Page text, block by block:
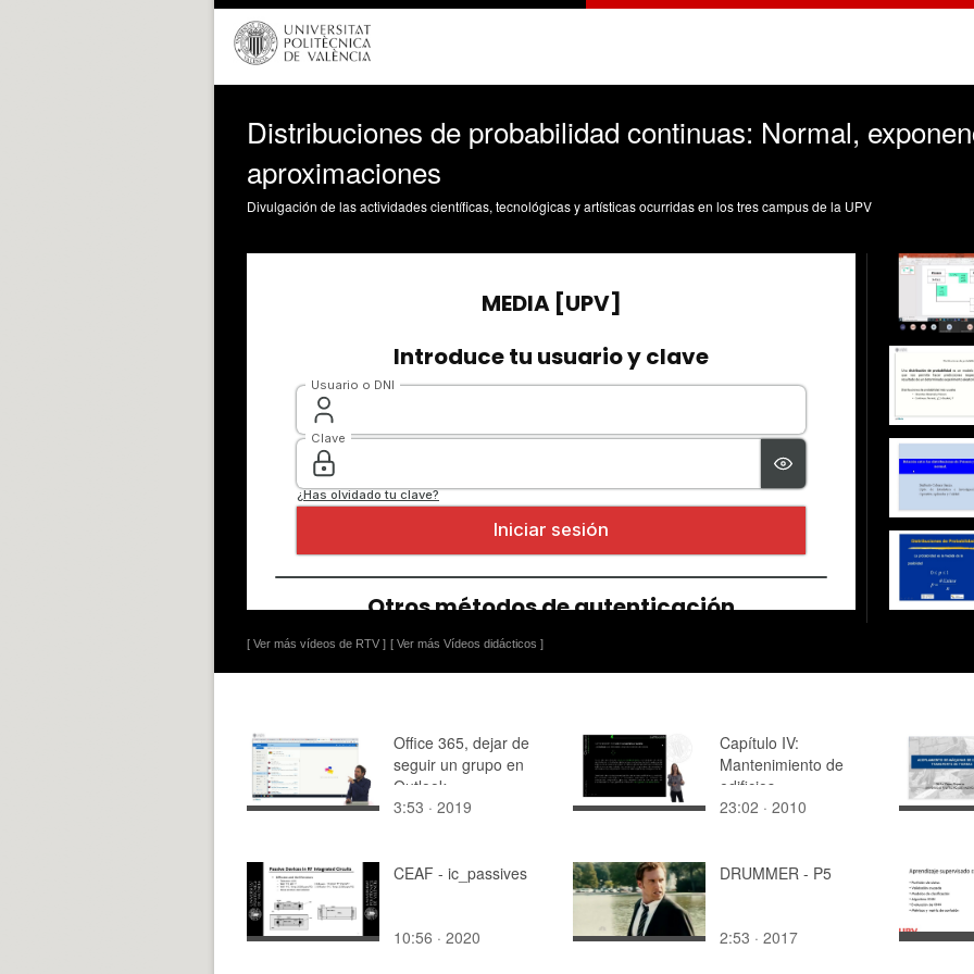
Distribuciones de probabilidad continuas: Normal,
aproximaciones
Divulgación de las actividades científicas, tecnológicas y artísticas ocurridas en los tres campus de la UPV
[ Ver más vídeos de RTV ] [ Ver más Vídeos didácticos ]
Office 365, dejar de
seguir un grupo en
Outlook
3:53 · 2019
Capítulo IV:
Mantenimiento de
edificios
23:02 · 2010
CEAF - ic_passives
10:56 · 2020
DRUMMER - P5
2:53 · 2017